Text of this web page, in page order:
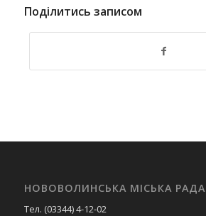
Поділитись записом
НОВОВОЛИНСЬКА МІСЬКА РАДА
Тел. (03344) 4-12-02